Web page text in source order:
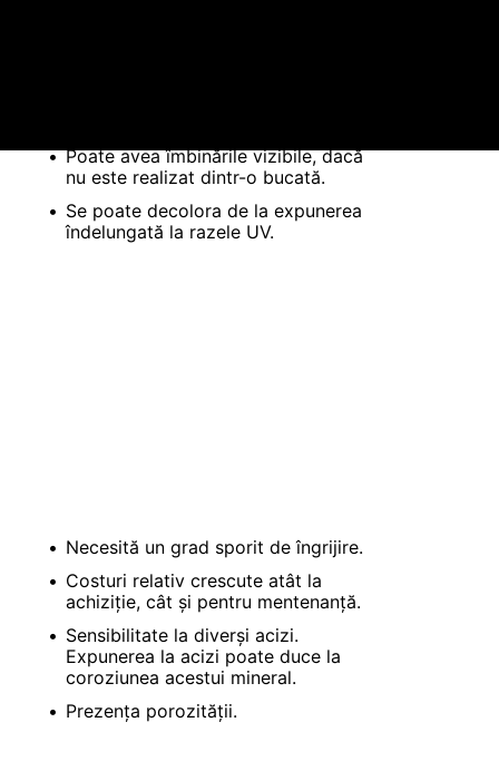
Poate avea îmbinările vizibile, dacă
nu este realizat dintr-o bucată.
Se poate decolora de la expunerea
îndelungată la razele UV.
Necesită un grad sporit de îngrijire.
Costuri relativ crescute atât la
achiziție, cât și pentru mentenanță.
Sensibilitate la diverși acizi.
Expunerea la acizi poate duce la
coroziunea acestui mineral.
Prezența porozității.